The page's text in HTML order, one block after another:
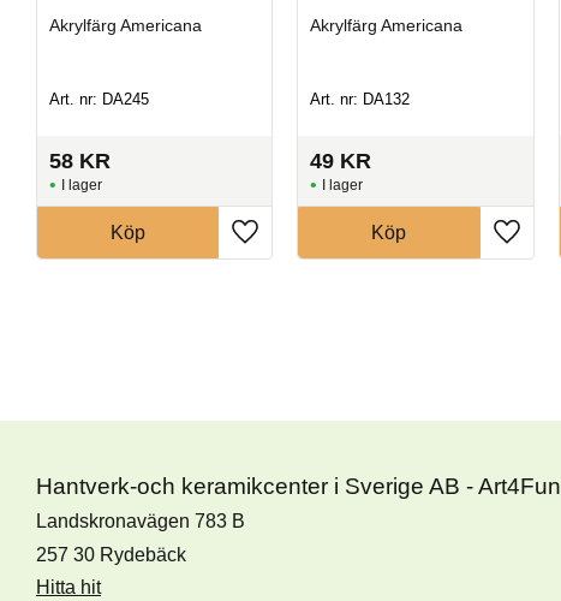
Akrylfärg Americana
Art. nr: DA245
58 KR
I lager
Köp
Akrylfärg Americana
Art. nr: DA132
49 KR
I lager
Köp
Hantverk-och keramikcenter i Sverige AB - Art4Fun
Landskronavägen 783 B
257 30 Rydebäck
Hitta hit